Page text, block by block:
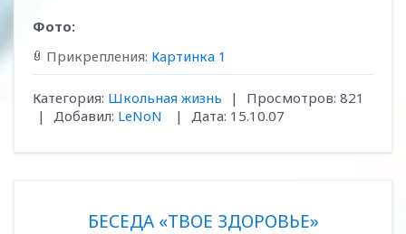
Фото:
Прикрепления: Картинка 1
Категория: Школьная жизнь | Просмотров: 821
|
Добавил: LeNoN | Дата: 15.10.07
БЕСЕДА «ТВОЕ ЗДОРОВЬЕ»